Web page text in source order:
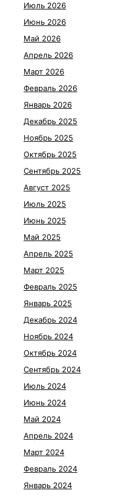
Июль 2026
Июнь 2026
Май 2026
Апрель 2026
Март 2026
Февраль 2026
Январь 2026
Декабрь 2025
Ноябрь 2025
Октябрь 2025
Сентябрь 2025
Август 2025
Июль 2025
Июнь 2025
Май 2025
Апрель 2025
Март 2025
Февраль 2025
Январь 2025
Декабрь 2024
Ноябрь 2024
Октябрь 2024
Сентябрь 2024
Июль 2024
Июнь 2024
Май 2024
Апрель 2024
Март 2024
Февраль 2024
Январь 2024